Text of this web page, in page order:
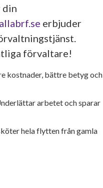
din
allabrf.se erbjuder
förvaltare!
kostnader, bättre betyg och
arbetet och sparar
hela flytten från gamla